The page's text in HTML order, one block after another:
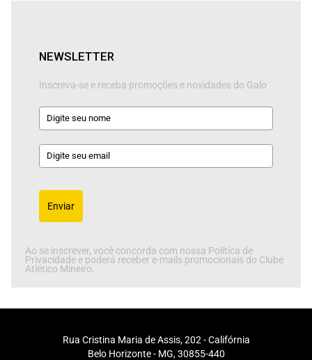
NEWSLETTER
Inscreva-se e receba promoções e novidades do Galo
Enviar
Ao se inscrever, você concorda com nossa Política de
Privacidade e poderá receber e-mails promocionais do Clube
Atlético Mineiro.
Rua Cristina Maria de Assis, 202 - Califórnia
Belo Horizonte - MG, 30855-440